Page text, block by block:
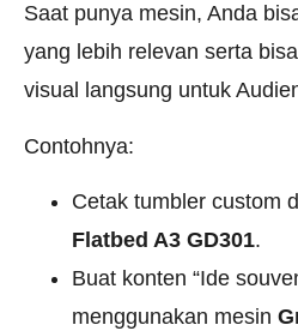
Saat punya mesin, Anda
yang lebih relevan serta
visual langsung untuk
Contohnya:
Cetak tumbler custom
Flatbed A3 GD301.
Buat konten “Ide
menggunakan mesin